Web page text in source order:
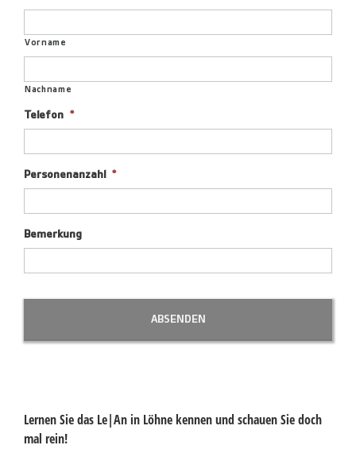
Vorname
Nachname
Telefon *
Personenanzahl *
Bemerkung
Lernen Sie das Le|An in Löhne kennen und schauen Sie doch
mal rein!